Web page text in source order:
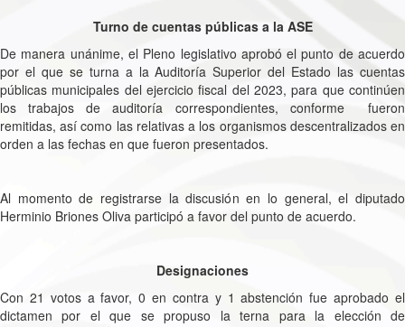
Turno de cuentas públicas a la ASE
De manera unánime, el Pleno legislativo aprobó el punto de acuerdo
por el que se turna a la Auditoría Superior del Estado las cuentas
públicas municipales del ejercicio fiscal del 2023, para que continúen
los trabajos de auditoría correspondientes, conforme fueron
remitidas, así como las relativas a los organismos descentralizados en
orden a las fechas en que fueron presentados.
Al momento de registrarse la discusión en lo general, el diputado
Herminio Briones Oliva participó a favor del punto de acuerdo.
Designaciones
Con 21 votos a favor, 0 en contra y 1 abstención fue aprobado el
dictamen por el que se propuso la terna para la elección de